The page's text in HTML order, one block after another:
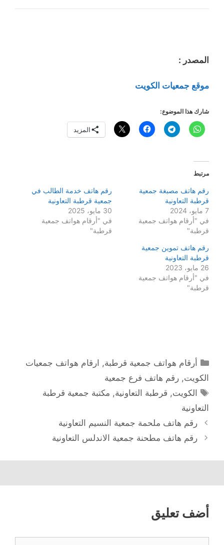
المصدر :
موقع جمعيات الكويت
شارك هذا الموضوع:
المزيد
مرتبط
رقم هاتف مصبغة جمعية
قرطبة التعاونية
7 مايو، 2024
في "أرقام هواتف جمعية
قرطبة"
رقم هاتف خدمة الطالب في
جمعية قرطبة التعاونية
30 مايو، 2025
في "أرقام هواتف جمعية
قرطبة"
رقم هاتف تموين جمعية
قرطبة التعاونية
26 مايو، 2023
في "أرقام هواتف جمعية
قرطبة"
التصنيفات
أرقام هواتف جمعية قرطبة, ارقام هواتف جمعيات
الكويت, رقم هاتف فرع جمعية
الوسوم
الكويت, قرطبة التعاونية, مكتبة جمعية قرطبة
التعاونية
رقم هاتف ملحمة جمعية النسيم التعاونية
رقم هاتف مطحنة جمعية الاندلس التعاونية
أضف تعليق